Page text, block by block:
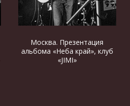
Москва. Презентация
альбома «Неба край», клуб
«JIMI»